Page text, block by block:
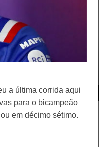
a última corrida aqui
para o bicampeão
em décimo sétimo.